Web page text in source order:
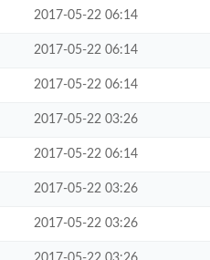
2017-05-22 06:14
2017-05-22 06:14
2017-05-22 06:14
2017-05-22 03:26
2017-05-22 06:14
2017-05-22 03:26
2017-05-22 03:26